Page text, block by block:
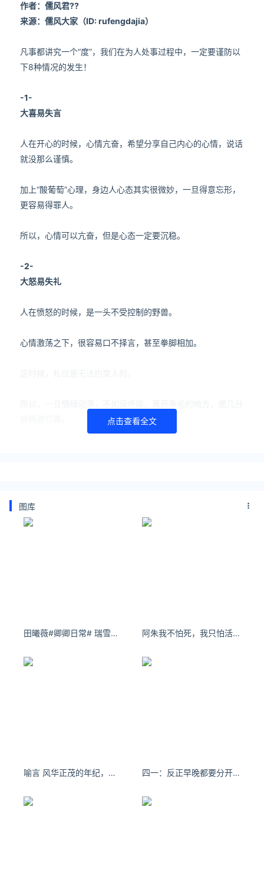
作者：儒风君??
来源： 儒风大家（ID: rufengdajia）
凡事都讲究一个“度”，我们在为人处事过程中，一定要谨防以
下8种情况的发生！
-1-
大喜易失言
人在开心的时候，心情亢奋，希望分享自己内心的心情，说话
就没那么谨慎。
加上“酸葡萄”心理，身边人心态其实很微妙，一旦得意忘形，
更容易得罪人。
所以，心情可以亢奋，但是心态一定要沉稳。
-2-
大怒易失礼
人在愤怒的时候，是一头不受控制的野兽。
心情激荡之下，很容易口不择言，甚至拳脚相加。
后，整个人的气色会很难看。
大乐易失察
天上不会掉馅饼。
所以，如果一件事让你“喜出望外”，不妨想一想，会不会是陷
点击查看全文
图库
田曦薇#卿卿日常# 瑞雪兆丰年 ​​​​ 阿朱我不怕死，我只怕活得不够精彩！
喻言 风华正茂的年纪，还是先好好爱自己。 四一：反正早晚都要分开 不是此时 便是彼时